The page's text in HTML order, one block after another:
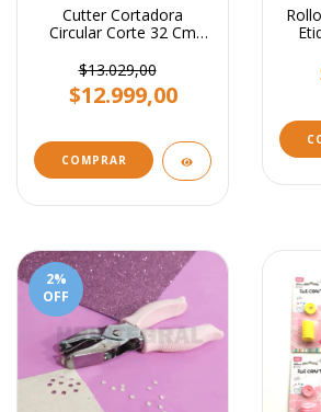
Cutter Cortadora
Circular Corte 32 Cm
$13.029,00
$12.999,00
2%
OFF